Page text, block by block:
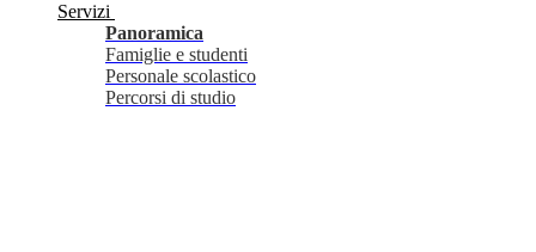
Servizi
Panoramica
Famiglie e studenti
Personale scolastico
Percorsi di studio